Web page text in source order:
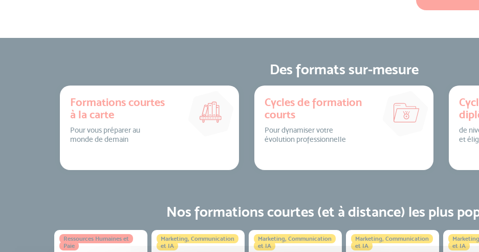
Des formats sur-mesure
Formations courtes
à la carte
Pour vous préparer au
monde de demain
Cycles de formation
courts
Pour dynamiser votre
évolution professionnelle
de
et
Nos formations courtes (et à distance) les plus
Ressources Humaines et
Paie
Marketing, Communication
et IA
Marketing, Communication
et IA
Marketing, Communication
et IA
et IA